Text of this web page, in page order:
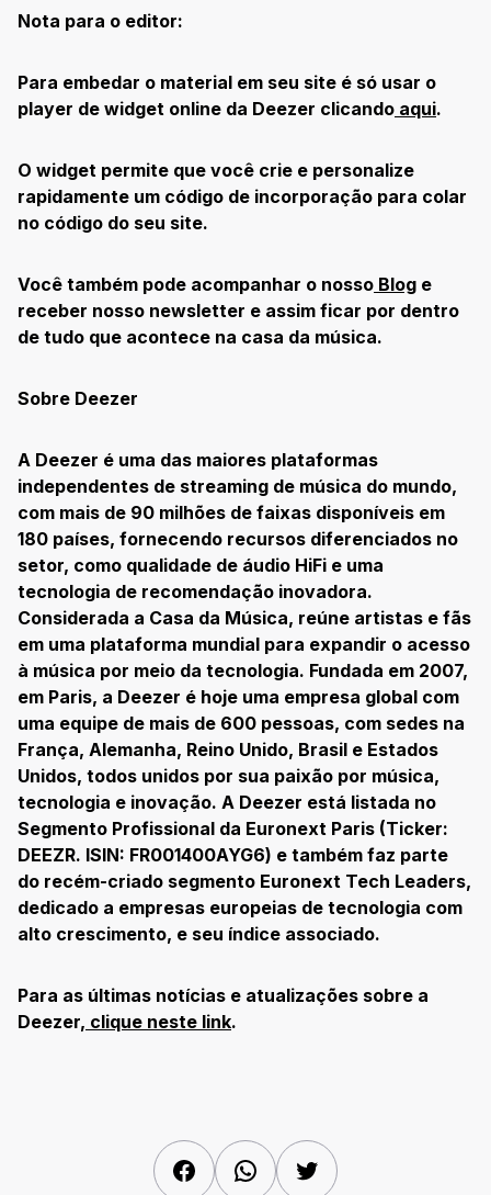
Nota para o editor:
Para embedar o material em seu site é só usar o
player de widget online da Deezer clicando aqui.
O widget permite que você crie e personalize
rapidamente um código de incorporação para colar
no código do seu site.
Você também pode acompanhar o nosso Blog e
receber nosso newsletter e assim ficar por dentro
de tudo que acontece na casa da música.
Sobre Deezer
A Deezer é uma das maiores plataformas
independentes de streaming de música do mundo,
com mais de 90 milhões de faixas disponíveis em
180 países, fornecendo recursos diferenciados no
setor, como qualidade de áudio HiFi e uma
tecnologia de recomendação inovadora.
Considerada a Casa da Música, reúne artistas e fãs
em uma plataforma mundial para expandir o acesso
à música por meio da tecnologia. Fundada em 2007,
em Paris, a Deezer é hoje uma empresa global com
uma equipe de mais de 600 pessoas, com sedes na
França, Alemanha, Reino Unido, Brasil e Estados
Unidos, todos unidos por sua paixão por música,
tecnologia e inovação. A Deezer está listada no
Segmento Profissional da Euronext Paris (Ticker:
DEEZR. ISIN: FR001400AYG6) e também faz parte
do recém-criado segmento Euronext Tech Leaders,
dedicado a empresas europeias de tecnologia com
alto crescimento, e seu índice associado.
Para as últimas notícias e atualizações sobre a
Deezer, clique neste link.
FacebookWhatsAppTwitter